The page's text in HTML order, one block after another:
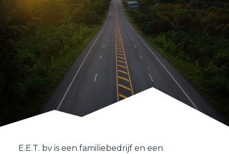
E.E.T. bv is een familiebedrijf en een